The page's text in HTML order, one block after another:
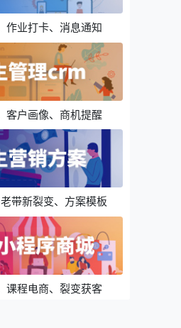
作业打卡、消息通知
客户画像、商机提醒
带新裂变、方案模板
课程电商、裂变获客